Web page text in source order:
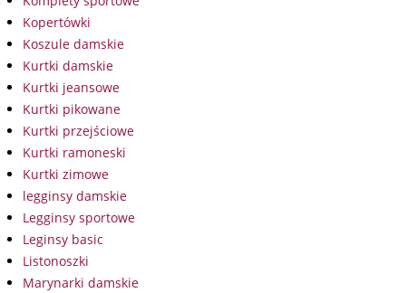
Kopertówki
Koszule damskie
Kurtki damskie
Kurtki jeansowe
Kurtki pikowane
Kurtki przejściowe
Kurtki ramoneski
Kurtki zimowe
legginsy damskie
Legginsy sportowe
Leginsy basic
Listonoszki
Marynarki damskie